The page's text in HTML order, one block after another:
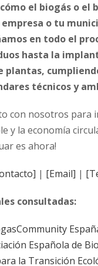
el biogás o el
o tu
en todo el
hasta la
plantas,
técnicos y
con nosotros para
y la economía
es ahora!
| [Email] |
consultadas:
Española de
la Transición